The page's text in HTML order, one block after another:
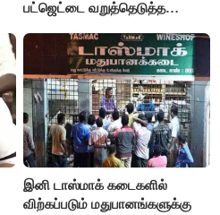
பட்ஜெட்டை வறுத்தெடுத்த
இனி டாஸ்மாக் கடைகளில்
விற்கப்படும் மதுபானங்களுக்கு